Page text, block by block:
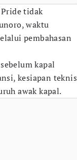
tidak
waktu
pembahasan
kapal
kesiapan teknis
awak kapal.